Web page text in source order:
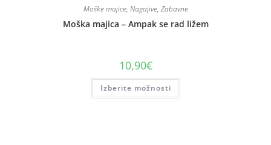
Moške majice, Nagajive, Zabavne
Moška majica – Ampak se rad ližem
10,90€
Izberite možnosti